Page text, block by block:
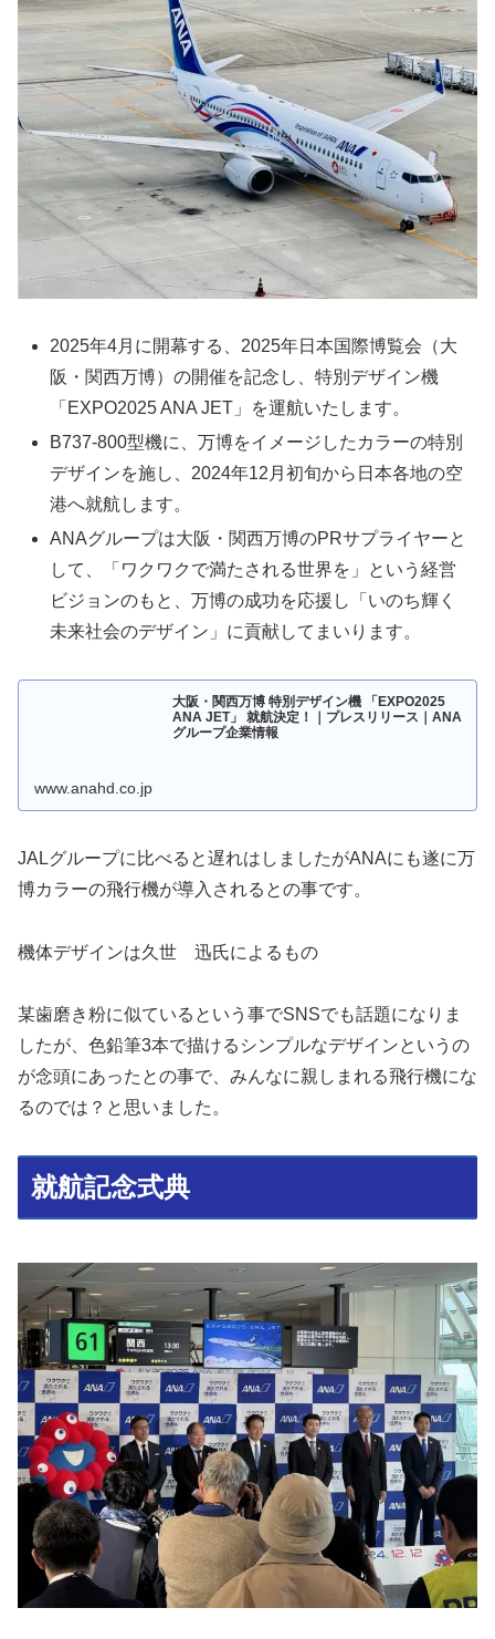
2025年4月に開幕する、2025年日本国際博覧会（大
阪・関西万博）の開催を記念し、特別デザイン機
「EXPO2025 ANA JET」を運航いたします。
B737-800型機に、万博をイメージしたカラーの特別
デザインを施し、2024年12月初旬から日本各地の空
港へ就航します。
ANAグループは大阪・関西万博のPRサプライヤーと
して、「ワクワクで満たされる世界を」という経営
ビジョンのもと、万博の成功を応援し「いのち輝く
未来社会のデザイン」に貢献してまいります。
大阪・関西万博 特別デザイン機 「EXPO2025
ANA JET」 就航決定！｜プレスリリース｜ANA
グループ企業情報
www.anahd.co.jp
JALグループに比べると遅れはしましたがANAにも遂に万
博カラーの飛行機が導入されるとの事です。
機体デザインは久世 迅氏によるもの
某歯磨き粉に似ているという事でSNSでも話題になりま
したが、色鉛筆3本で描けるシンプルなデザインというの
が念頭にあったとの事で、みんなに親しまれる飛行機にな
るのでは？と思いました。
就航記念式典